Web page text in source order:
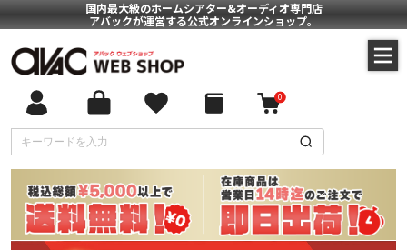
国内最大級のホームシアター&オーディオ専門店
アバックが運営する公式オンラインショップ。
0